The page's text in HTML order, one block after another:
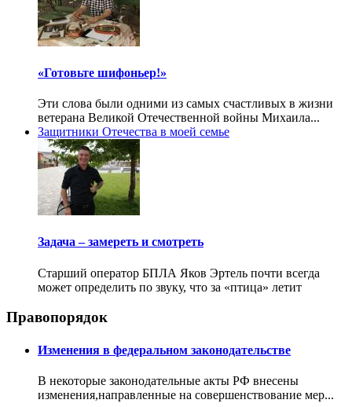
«Готовьте шифоньер!»
Эти слова были одними из самых счастливых в жизни
ветерана Великой Отечественной войны Михаила...
Защитники Отечества в моей семье
Задача – замереть и смотреть
Старший оператор БПЛА Яков Эртель почти всегда
может определить по звуку, что за «птица» летит
Правопорядок
Изменения в федеральном законодательстве
В некоторые законодательные акты РФ внесены
изменения,направленные на совершенствование мер...